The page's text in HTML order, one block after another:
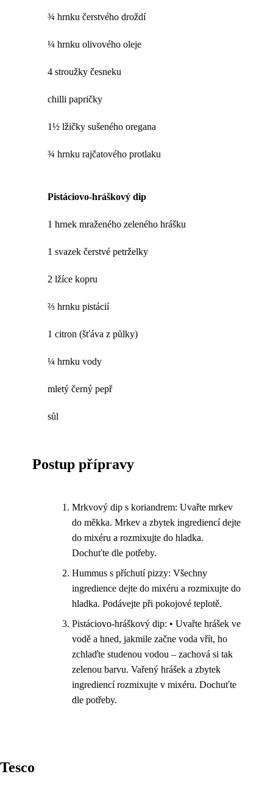
¾ hrnku čerstvého droždí
¼ hrnku olivového oleje
4 stroužky česneku
chilli papričky
1½ lžičky sušeného oregana
¾ hrnku rajčatového protlaku
Pistáciovo-hráškový dip
1 hrnek mraženého zeleného hrášku
1 svazek čerstvé petrželky
2 lžíce kopru
⅔ hrnku pistácií
1 citron (šťáva z půlky)
¼ hrnku vody
mletý černý pepř
sůl
Postup přípravy
Mrkvový dip s koriandrem: Uvařte mrkev
do měkka. Mrkev a zbytek ingrediencí dejte
do mixéru a rozmixujte do hladka.
Dochuťte dle potřeby.
Hummus s příchutí pizzy: Všechny
ingredience dejte do mixéru a rozmixujte do
hladka. Podávejte při pokojové teplotě.
Pistáciovo-hráškový dip: • Uvařte hrášek ve
vodě a hned, jakmile začne voda vřít, ho
zchlaďte studenou vodou – zachová si tak
zelenou barvu. Vařený hrášek a zbytek
ingrediencí rozmixujte v mixéru. Dochuťte
dle potřeby.
Tesco